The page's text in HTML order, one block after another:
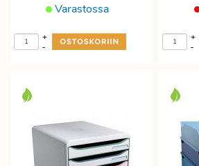
Varastossa
-
+
-
+